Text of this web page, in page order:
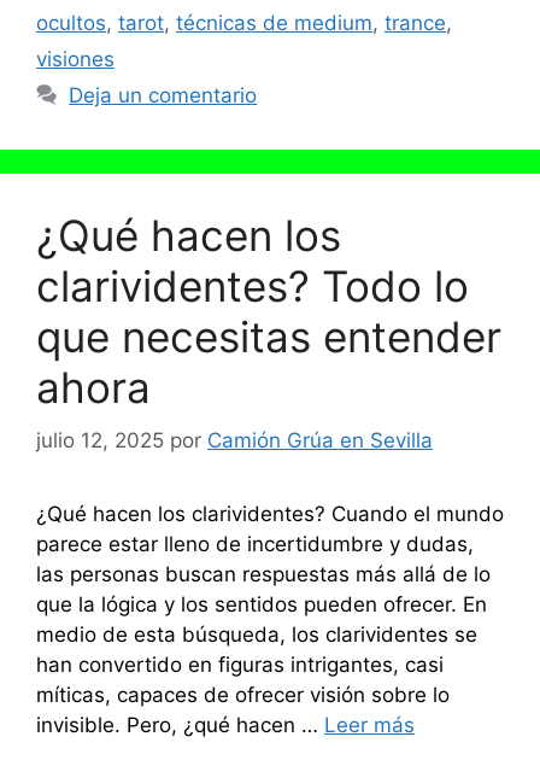
ocultos, tarot, técnicas de medium, trance,
visiones
Deja un comentario
¿Qué hacen los
clarividentes? Todo lo
que necesitas entender
ahora
julio 12, 2025 por Camión Grúa en Sevilla
¿Qué hacen los clarividentes? Cuando el mundo
parece estar lleno de incertidumbre y dudas,
las personas buscan respuestas más allá de lo
que la lógica y los sentidos pueden ofrecer. En
medio de esta búsqueda, los clarividentes se
han convertido en figuras intrigantes, casi
míticas, capaces de ofrecer visión sobre lo
invisible. Pero, ¿qué hacen … Leer más